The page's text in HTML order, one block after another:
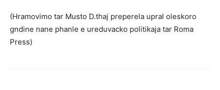
(Hramovimo tar Musto D.thaj preperela upral oleskoro
gndine nane phanle e ureduvacko politikaja tar Roma
Press)